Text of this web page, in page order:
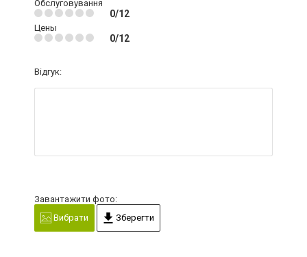
Обслуговування
0/12
Цены
0/12
Відгук:
Завантажити фото:
Вибрати
Зберегти